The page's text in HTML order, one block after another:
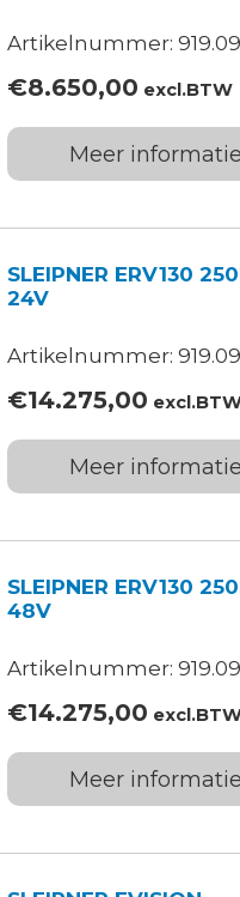
Artikelnummer:
€8.650,00 excl.BTW
Meer informatie
SLEIPNER ERV130
24V
Artikelnummer:
€14.275,00
Meer informatie
SLEIPNER ERV130
48V
Artikelnummer:
€14.275,00
Meer informatie